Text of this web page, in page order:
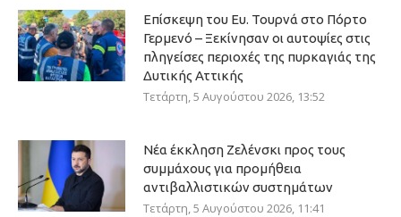
Επίσκεψη του Ευ. Τουρνά στο Πόρτο
Γερμενό – Ξεκίνησαν οι αυτοψίες στις
πληγείσες περιοχές της πυρκαγιάς της
Δυτικής Αττικής
Τετάρτη, 5 Αυγούστου 2026, 13:52
Νέα έκκληση Ζελένσκι προς τους
συμμάχους για προμήθεια
αντιβαλλιστικών συστημάτων
Τετάρτη, 5 Αυγούστου 2026, 11:41